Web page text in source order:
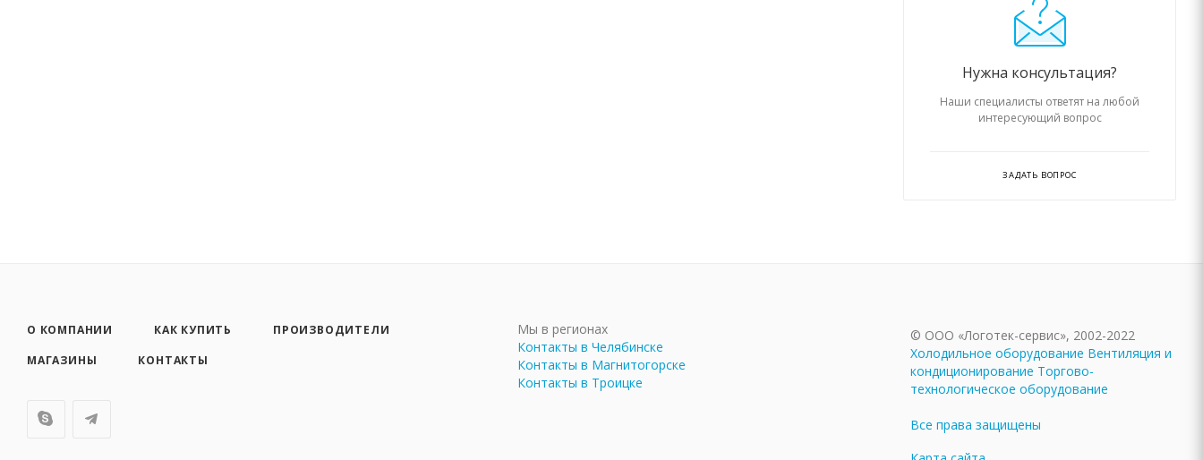
Нужна консультация?
Наши специалисты ответят на любой
интересующий вопрос
ЗАДАТЬ ВОПРОС
О КОМПАНИИ КАК КУПИТЬ
ПРОИЗВОДИТЕЛИ
МАГАЗИНЫ
КОНТАКТЫ
Мы в регионах
Контакты в Челябинске
Контакты в Магнитогорске
Контакты в Троицке
© ООО «Логотек-сервис», 2002-2022
Холодильное оборудование Вентиляция и
кондиционирование Торгово-
технологическое оборудование
Все права защищены